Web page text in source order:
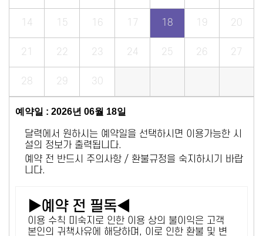
14 15 16 17 18 19 20
21 22 23 24 25 26 27
28 29 30
예약일 : 2026년 06월 18일
달력에서 원하시는 예약일을 선택하시면 이용가능한 시
설의 정보가 출력됩니다.
예약 전 반드시 주의사항 / 환불규정을 숙지하시기 바랍
니다.
▶예약 전 필독◀
이용 수칙 미숙지로 인한 이용 상의 불이익은 고객
본인의 귀책사유에 해당하며, 이로 인한 환불 및 변